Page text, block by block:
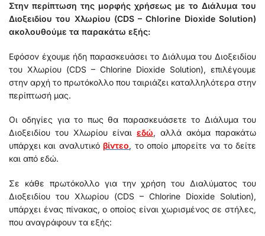
Στην περίπτωση της μορφής χρήσεως με το Διάλυμα του
Διοξειδίου του Χλωρίου (CDS – Chlorine Dioxide Solution)
ακολουθούμε τα παρακάτω εξής:
Εφόσον έχουμε ήδη παρασκευάσει το Διάλυμα του Διοξειδίου
του Χλωρίου (CDS – Chlorine Dioxide Solution), επιλέγουμε
στην αρχή το πρωτόκολλο που ταιριάζει καταλληλότερα στην
περίπτωσή μας.
Οι οδηγίες για το πως θα παρασκευάσετε το Διάλυμα του
Διοξειδίου του Χλωρίου είναι εδώ, αλλά ακόμα παρακάτω
υπάρχει και αναλυτικό βίντεο, το οποίο μπορείτε να το δείτε
και από εδώ.
Σε κάθε πρωτόκολλο για την χρήση του Διαλύματος του
Διοξειδίου του Χλωρίου (CDS – Chlorine Dioxide Solution),
υπάρχει ένας πίνακας, ο οποίος είναι χωρισμένος σε στήλες,
που αναγράφουν τα εξής: